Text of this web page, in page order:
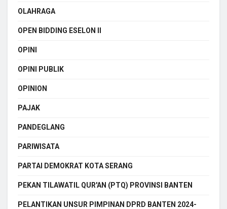
OLAHRAGA
OPEN BIDDING ESELON II
OPINI
OPINI PUBLIK
OPINION
PAJAK
PANDEGLANG
PARIWISATA
PARTAI DEMOKRAT KOTA SERANG
PEKAN TILAWATIL QUR'AN (PTQ) PROVINSI BANTEN
PELANTIKAN UNSUR PIMPINAN DPRD BANTEN 2024-